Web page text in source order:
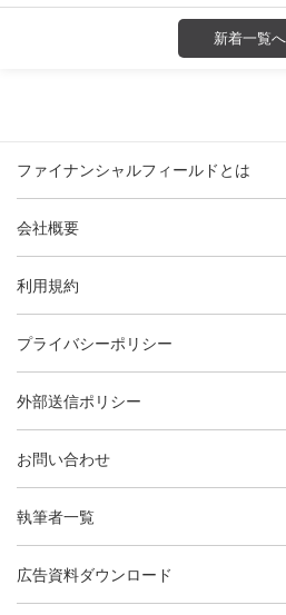
新着一覧へ
ファイナンシャルフィールドとは
会社概要
利用規約
プライバシーポリシー
外部送信ポリシー
お問い合わせ
執筆者一覧
広告資料ダウンロード